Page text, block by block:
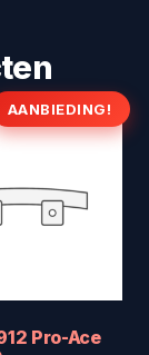
AANBIEDING!
Pro-Ace